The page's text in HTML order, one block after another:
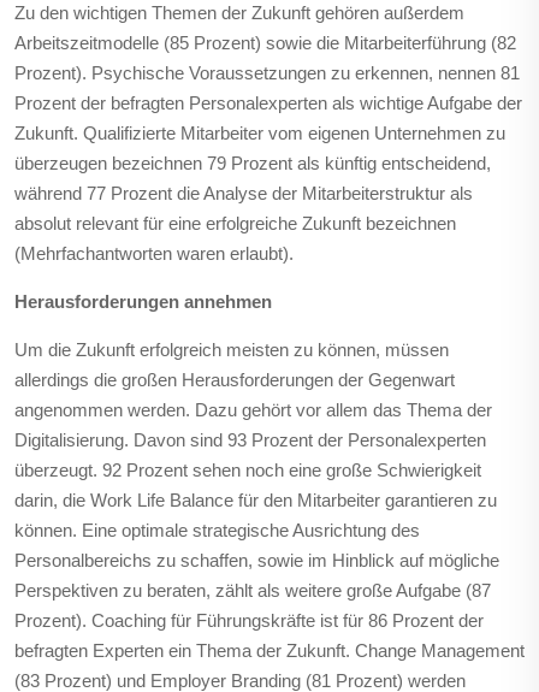
Zu den wichtigen Themen der Zukunft gehören außerdem
Arbeitszeitmodelle (85 Prozent) sowie die Mitarbeiterführung (82
Prozent). Psychische Voraussetzungen zu erkennen, nennen 81
Prozent der befragten Personalexperten als wichtige Aufgabe der
Zukunft. Qualifizierte Mitarbeiter vom eigenen Unternehmen zu
überzeugen bezeichnen 79 Prozent als künftig entscheidend,
während 77 Prozent die Analyse der Mitarbeiterstruktur als
absolut relevant für eine erfolgreiche Zukunft bezeichnen
(Mehrfachantworten waren erlaubt).
Herausforderungen annehmen
Um die Zukunft erfolgreich meisten zu können, müssen
allerdings die großen Herausforderungen der Gegenwart
angenommen werden. Dazu gehört vor allem das Thema der
Digitalisierung. Davon sind 93 Prozent der Personalexperten
überzeugt. 92 Prozent sehen noch eine große Schwierigkeit
darin, die Work Life Balance für den Mitarbeiter garantieren zu
können. Eine optimale strategische Ausrichtung des
Personalbereichs zu schaffen, sowie im Hinblick auf mögliche
Perspektiven zu beraten, zählt als weitere große Aufgabe (87
Prozent). Coaching für Führungskräfte ist für 86 Prozent der
befragten Experten ein Thema der Zukunft. Change Management
(83 Prozent) und Employer Branding (81 Prozent) werden